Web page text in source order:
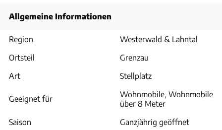
Allgemeine Informationen
Region
Westerwald & Lahntal
Ortsteil
Grenzau
Art
Stellplatz
Geeignet für
Wohnmobile, Wohnmobile
über 8 Meter
Saison
Ganzjährig geöffnet